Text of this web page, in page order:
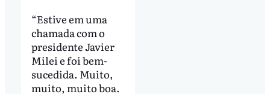
“Estive em uma
chamada com o
presidente Javier
Milei e foi bem-
sucedida. Muito,
muito, muito boa.